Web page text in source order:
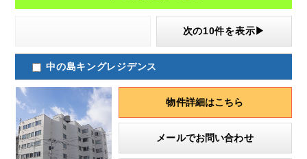
次の10件を表示▶
中の島キングレジデンス
物件詳細はこちら
メールでお問い合わせ